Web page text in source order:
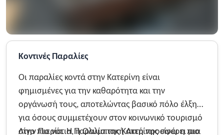
Κοντινές Παραλίες
Οι παραλίες κοντά στην Κατερίνη είναι
φημισμένες για την καθαρότητα και την
οργάνωσή τους, αποτελώντας βασικό πόλο έλξης
για όσους συμμετέχουν στον κοινωνικό τουρισμό
στην Πιερία. Η Παραλία της Κατερίνης είναι η πιο
Λίγο πιο νότια, η Ολυμπιακή Ακτή προσφέρει μια